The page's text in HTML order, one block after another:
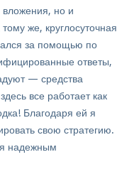
вложения, но и
же, круглосуточная
за помощью по
ответы,
— средства
все работает как
Благодаря ей я
свою стратегию.
надежным